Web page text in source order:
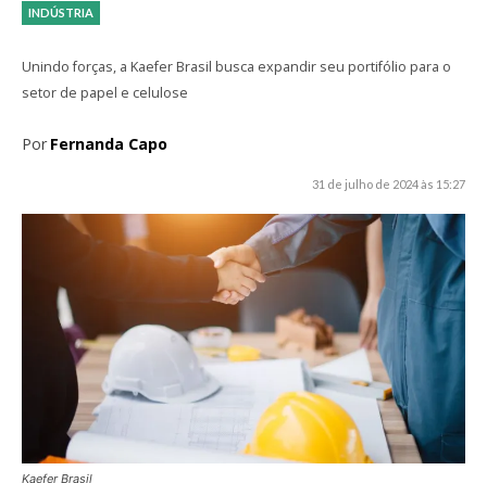
INDÚSTRIA
Unindo forças, a Kaefer Brasil busca expandir seu portifólio para o
setor de papel e celulose
Por Fernanda Capo
31 de julho de 2024 às 15:27
Kaefer Brasil